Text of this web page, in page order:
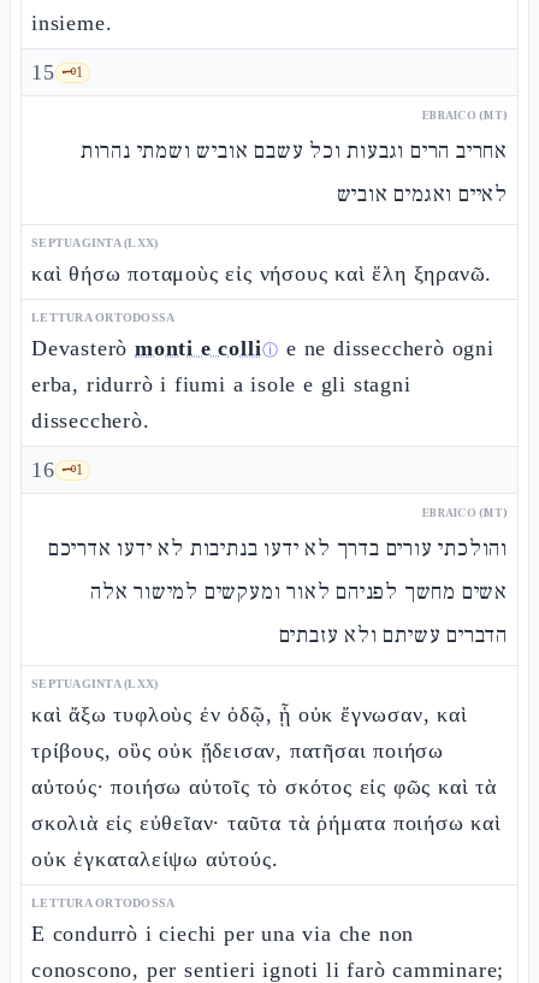
insieme.
15 🗝️1
EBRAICO (MT)
אחריב הרים וגבעות וכל עשבם אוביש ושמתי נהרות
לאיים ואגמים אוביש
SEPTUAGINTA (LXX)
καὶ θήσω ποταμοὺς εἰς νήσους καὶ ἕλη ξηρανῶ.
LETTURA ORTODOSSA
Devasterò monti e colliⓘ e ne disseccherò ogni
erba, ridurrò i fiumi a isole e gli stagni
disseccherò.
16 🗝️1
EBRAICO (MT)
והולכתי עורים בדרך לא ידעו בנתיבות לא ידעו אדריכם
אשים מחשך לפניהם לאור ומעקשים למישור אלה
הדברים עשיתם ולא עזבתים
SEPTUAGINTA (LXX)
καὶ ἄξω τυφλοὺς ἐν ὁδῷ, ᾗ οὐκ ἔγνωσαν, καὶ
τρίβους, οὓς οὐκ ᾔδεισαν, πατῆσαι ποιήσω
αὐτούς· ποιήσω αὐτοῖς τὸ σκότος εἰς φῶς καὶ τὰ
σκολιὰ εἰς εὐθεῖαν· ταῦτα τὰ ῥήματα ποιήσω καὶ
οὐκ ἐγκαταλείψω αὐτούς.
LETTURA ORTODOSSA
E condurrò i ciechi per una via che non
conoscono, per sentieri ignoti li farò camminare;